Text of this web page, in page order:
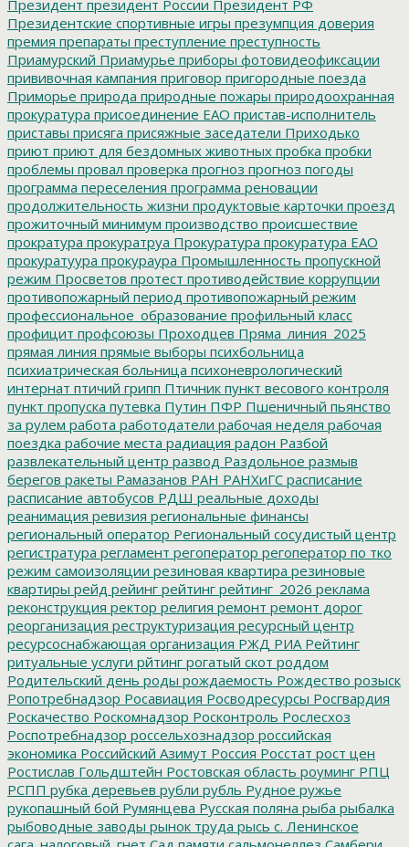
Президент президент России Президент РФ
Президентские спортивные игры презумпция доверия
премия препараты преступление преступность
Приамурский Приамурье приборы фотовидеофиксации
прививочная кампания приговор пригородные поезда
Приморье природа природные пожары природоохранная
прокуратура присоединение ЕАО пристав-исполнитель
приставы присяга присяжные заседатели Приходько
приют приют для бездомных животных пробка пробки
проблемы провал проверка прогноз прогноз погоды
программа переселения программа реновации
продолжительность жизни продуктовые карточки проезд
прожиточный минимум производство происшествие
прократура прокуратруа Прокуратура прокуратура ЕАО
прокуратуура прокураура Промышленность пропускной
режим Просветов протест противодействие коррупции
противопожарный период противопожарный режим
профессиональное_образование профильный класс
профицит профсоюзы Проходцев Пряма_линия_2025
прямая линия прямые выборы психбольница
психиатрическая больница психоневрологический
интернат птичий грипп Птичник пункт весового контроля
пункт пропуска путевка Путин ПФР Пшеничный пьянство
за рулем работа работодатели рабочая неделя рабочая
поездка рабочие места радиация радон Разбой
развлекательный центр развод Раздольное размыв
берегов ракеты Рамазанов РАН РАНХиГС расписание
расписание автобусов РДШ реальные доходы
реанимация ревизия региональные финансы
региональный оператор Региональный сосудистый центр
регистратура регламент регоператор регоператор по тко
режим самоизоляции резиновая квартира резиновые
квартиры рейд рейинг рейтинг рейтинг_2026 реклама
реконструкция ректор религия ремонт ремонт дорог
реорганизация реструктуризация ресурсный центр
ресурсоснабжающая организация РЖД РИА Рейтинг
ритуальные услуги рйтинг рогатый скот роддом
Родительский день роды рождаемость Рождество розыск
Ропотребнадзор Росавиация Росводресурсы Росгвардия
Роскачество Роскомнадзор Росконтроль Рослесхоз
Роспотребнадзор россельхознадзор российская
экономика Российский Азимут Россия Росстат рост цен
Ростислав Гольдштейн Ростовская область роуминг РПЦ
РСПП рубка деревьев рубли рубль Рудное ружье
рукопашный бой Румянцева Русская поляна рыба рыбалка
рыбоводные заводы рынок труда рысь с. Ленинское